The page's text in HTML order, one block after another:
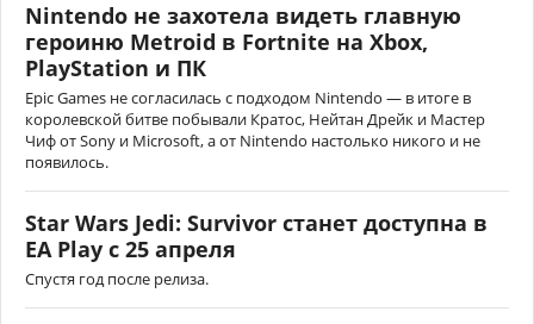
Nintendo не захотела видеть главную
героиню Metroid в Fortnite на Xbox,
PlayStation и ПК
Epic Games не согласилась с подходом Nintendo — в итоге в
королевской битве побывали Кратос, Нейтан Дрейк и Мастер
Чиф от Sony и Microsoft, а от Nintendo настолько никого и не
появилось.
Star Wars Jedi: Survivor станет доступна в
EA Play с 25 апреля
Спустя год после релиза.